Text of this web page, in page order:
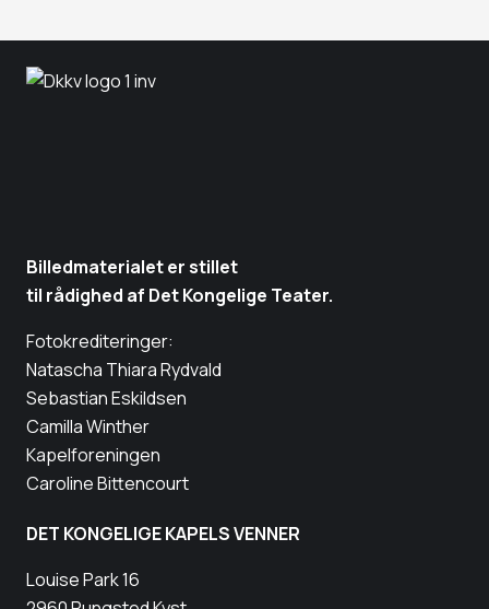
Billedmaterialet er stillet
til rådighed af Det Kongelige Teater.
Fotokrediteringer:
Natascha Thiara Rydvald
Sebastian Eskildsen
Camilla Winther
Kapelforeningen
Caroline Bittencourt
DET KONGELIGE KAPELS VENNER
Louise Park 16